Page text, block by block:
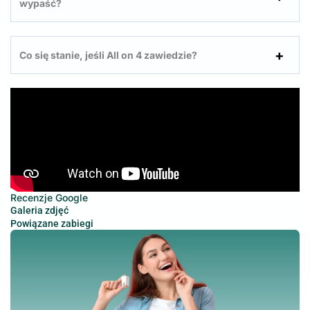
wypaść?
Co się stanie, jeśli All on 4 zawiedzie?
Recenzje Google
Galeria zdjęć
Powiązane zabiegi